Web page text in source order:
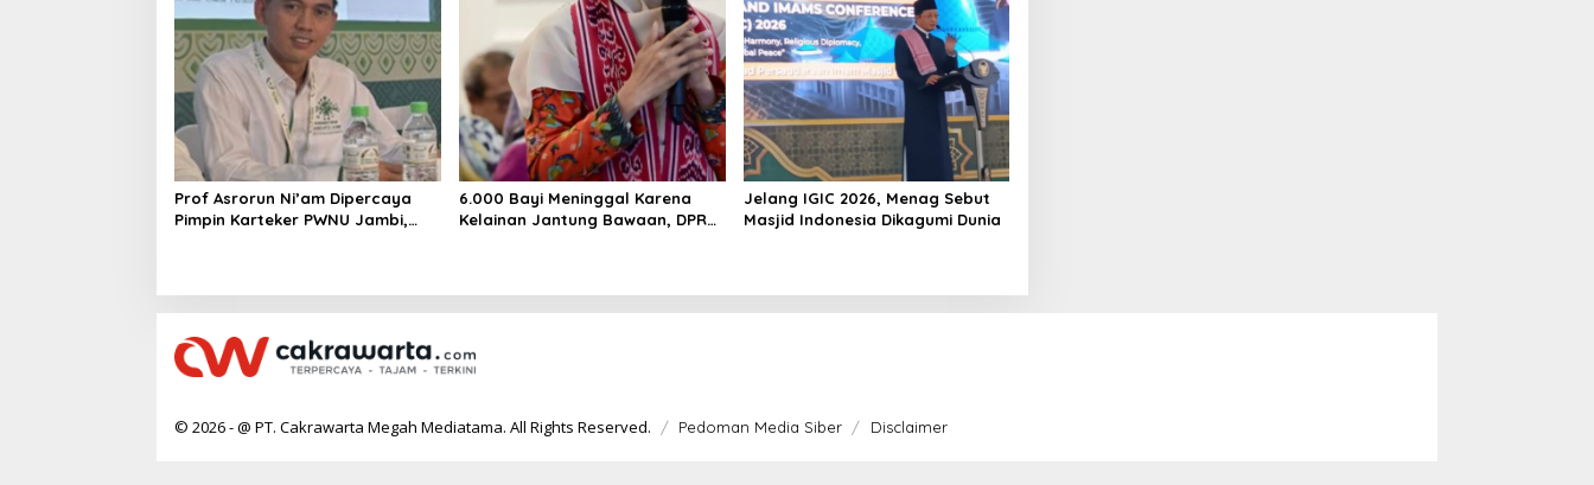
Prof Asrorun Ni’am Dipercaya
Pimpin Karteker PWNU Jambi,
6.000 Bayi Meninggal Karena
Kelainan Jantung Bawaan, DPR
Jelang IGIC 2026, Menag Sebut
Masjid Indonesia Dikagumi Dunia
© 2026 - @ PT. Cakrawarta Megah Mediatama. All Rights Reserved. Pedoman Media Siber Disclaimer